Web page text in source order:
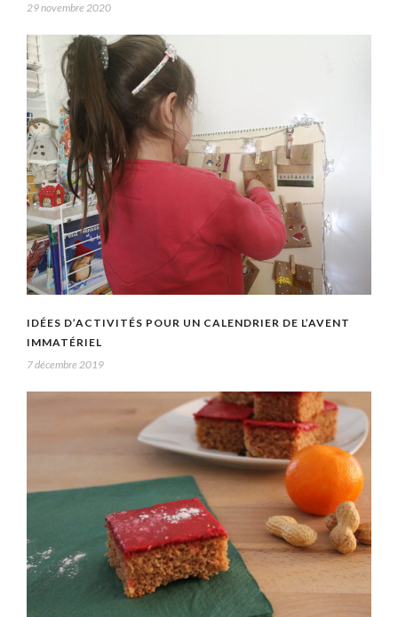
29 novembre 2020
IDÉES D’ACTIVITÉS POUR UN CALENDRIER DE L’AVENT
IMMATÉRIEL
7 décembre 2019